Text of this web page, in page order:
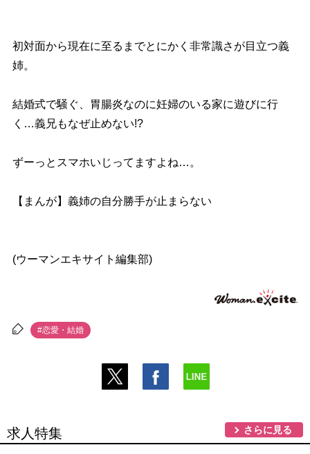
初対面から現在に至るまでとにかく非常識さが目立つ義
姉。
結婚式で騒ぐ、胃腸炎なのに妊婦のいる家に遊びに行
く…義兄もなぜ止めない!?
ずーっとスマホいじってますよね…。
【まんが】義姉の自分勝手が止まらない
(ウーマンエキサイト編集部)
#恋愛・結婚
求人特集 さらに見る